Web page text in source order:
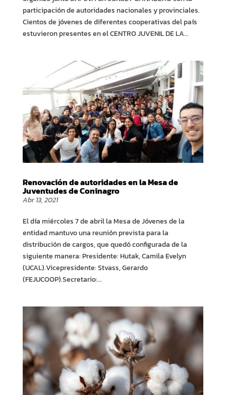
participación de autoridades nacionales y provinciales.
Cientos de jóvenes de diferentes cooperativas del país
estuvieron presentes en el CENTRO JUVENIL DE LA...
Renovación de autoridades en la Mesa de
Juventudes de Coninagro
Abr 13, 2021
El día miércoles 7 de abril la Mesa de Jóvenes de la
entidad mantuvo una reunión prevista para la
distribución de cargos, que quedó configurada de la
siguiente manera: Presidente: Hutak, Camila Evelyn
(UCAL).Vicepresidente: Stvass, Gerardo
(FEJUCOOP).Secretario:...